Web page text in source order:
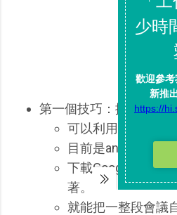
第一個技巧：採訪逐字
可以利用「Google
目前是android手機
下載Google即時轉
著。
就能把一整段會議